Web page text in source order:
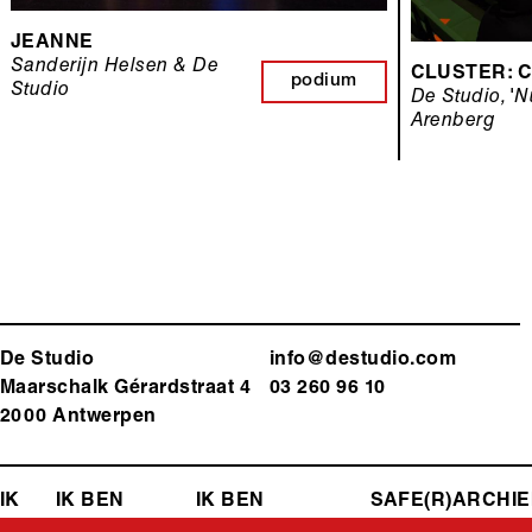
JEANNE
podium
Sanderijn Helsen & De
Studio
CLUSTER:
De Studio,
Arenberg
De Studio
Maarschalk Gérardstraat 4
2000 Antwerpen
info@destudio.com
03 260 96 10
FOOTER-
IK
EEN
IK BEN
IK BEN
SAFE(R)